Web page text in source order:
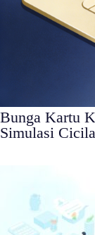
Bunga Kartu
Simulasi